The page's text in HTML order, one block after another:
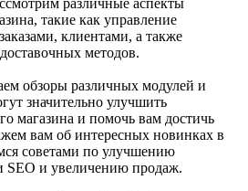
такие как управление
клиентами, а также
методов.
обзоры различных модулей и
значительно улучшить
магазина и помочь вам достичь
вам об интересных новинках в
советами по улучшению
SEO и увеличению продаж.